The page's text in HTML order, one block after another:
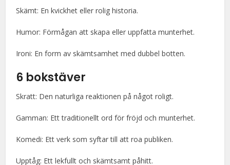
Skämt: En kvickhet eller rolig historia.
Humor: Förmågan att skapa eller uppfatta munterhet.
Ironi: En form av skämtsamhet med dubbel botten.
6 bokstäver
Skratt: Den naturliga reaktionen på något roligt.
Gamman: Ett traditionellt ord för fröjd och munterhet.
Komedi: Ett verk som syftar till att roa publiken.
Upptåg: Ett lekfullt och skämtsamt påhitt.